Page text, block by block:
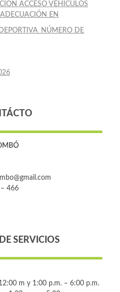
ACCESO VEHÍCULOS
EN
DE
466
SERVICIOS
m y 1:00 p.m. – 6:00 p.m.